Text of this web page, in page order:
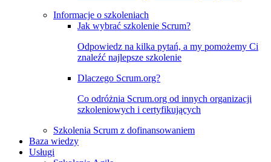
Informacje o szkoleniach
Jak wybrać szkolenie Scrum?
Odpowiedz na kilka pytań, a my pomożemy Ci
znaleźć najlepsze szkolenie
Dlaczego Scrum.org?
Co odróżnia Scrum.org od innych organizacji
szkoleniowych i certyfikujących
Szkolenia Scrum z dofinansowaniem
Baza wiedzy
Usługi